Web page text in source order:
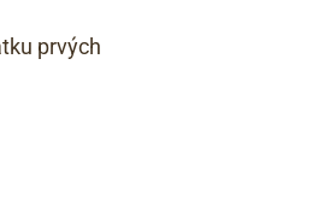
prvých